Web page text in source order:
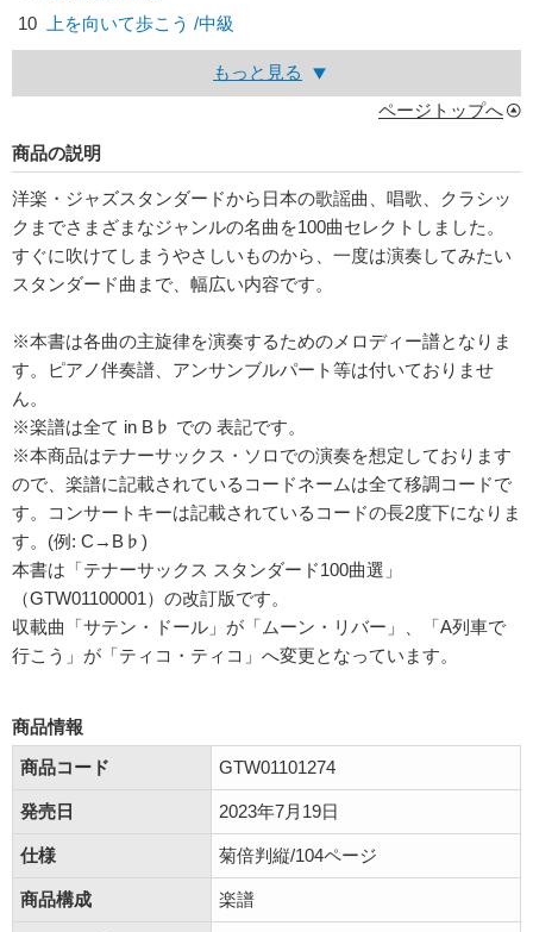
10
上を向いて歩こう /中級
もっと見る
ページトップへ
商品の説明
洋楽・ジャズスタンダードから日本の歌謡曲、唱歌、クラシッ
クまでさまざまなジャンルの名曲を100曲セレクトしました。
すぐに吹けてしまうやさしいものから、一度は演奏してみたい
スタンダード曲まで、幅広い内容です。
※本書は各曲の主旋律を演奏するためのメロディー譜となりま
す。ピアノ伴奏譜、アンサンブルパート等は付いておりませ
ん。
※楽譜は全て in B♭ での 表記です。
※本商品はテナーサックス・ソロでの演奏を想定しております
ので、楽譜に記載されているコードネームは全て移調コードで
す。コンサートキーは記載されているコードの長2度下になりま
す。(例: C→B♭)
本書は「テナーサックス スタンダード100曲選」
（GTW01100001）の改訂版です。
収載曲「サテン・ドール」が「ムーン・リバー」、「A列車で
行こう」が「ティコ・ティコ」へ変更となっています。
商品情報
商品コード
GTW01101274
発売日 2023年7月19日
仕様 菊倍判縦/104ページ
商品構成 楽譜